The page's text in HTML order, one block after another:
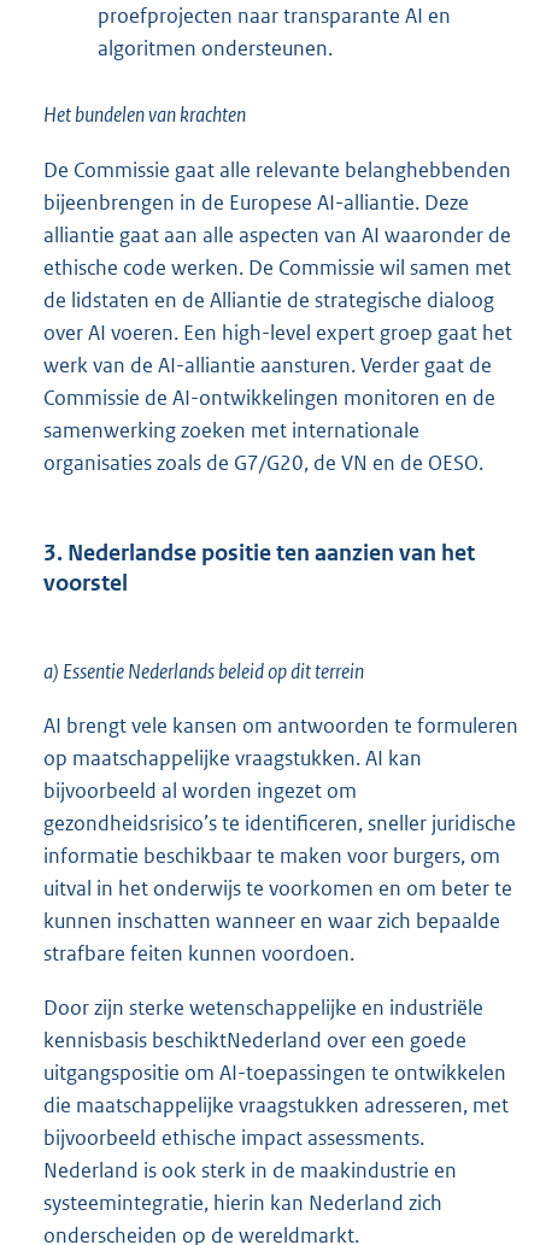
proefprojecten naar transparante AI en
algoritmen ondersteunen.
Het bundelen van krachten
De Commissie gaat alle relevante belanghebbenden
bijeenbrengen in de Europese AI-alliantie. Deze
alliantie gaat aan alle aspecten van AI waaronder de
ethische code werken. De Commissie wil samen met
de lidstaten en de Alliantie de strategische dialoog
over AI voeren. Een high-level expert groep gaat het
werk van de AI-alliantie aansturen. Verder gaat de
Commissie de AI-ontwikkelingen monitoren en de
samenwerking zoeken met internationale
organisaties zoals de G7/G20, de VN en de OESO.
3. Nederlandse positie ten aanzien van het
voorstel
a) Essentie Nederlands beleid op dit terrein
AI brengt vele kansen om antwoorden te formuleren
op maatschappelijke vraagstukken. AI kan
bijvoorbeeld al worden ingezet om
gezondheidsrisico’s te identificeren, sneller juridische
informatie beschikbaar te maken voor burgers, om
uitval in het onderwijs te voorkomen en om beter te
kunnen inschatten wanneer en waar zich bepaalde
strafbare feiten kunnen voordoen.
Door zijn sterke wetenschappelijke en industriële
kennisbasis beschiktNederland over een goede
uitgangspositie om AI-toepassingen te ontwikkelen
die maatschappelijke vraagstukken adresseren, met
bijvoorbeeld ethische impact assessments.
Nederland is ook sterk in de maakindustrie en
systeemintegratie, hierin kan Nederland zich
onderscheiden op de wereldmarkt.